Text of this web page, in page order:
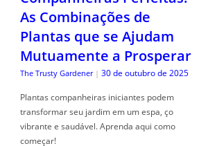
As Combinações de
Plantas que se Ajudam
Mutuamente a Prosperar
The Trusty Gardener | 30 de outubro de 2025
Plantas companheiras iniciantes podem
transformar seu jardim em um espa, ço
vibrante e saudável. Aprenda aqui como
começar!